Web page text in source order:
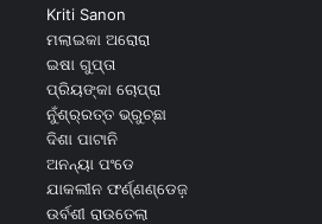
Kriti Sanon
ମଲାଇକା ଅରୋରା
ଇଷା ଗୁପ୍ତା
ପ୍ରିୟଙ୍କା ଚୋପ୍ରା
ନୁଁଶ୍ର୍ରତ୍ତ ଭ୍ରୁଚ୍ଛା
ଦିଶା ପାଟାନି
ଅନନ୍ୟା ପଂଡେ
ଯାକଲୀନ ଫର୍ଣ୍ଣଣ୍ଡେଜ଼
ଉର୍ବଶୀ ରାଉତେଲା